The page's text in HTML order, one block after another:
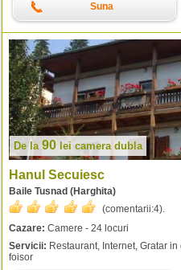
Suna
De la 90 lei camera dubla
Hanul Secuiesc
Baile Tusnad (Harghita)
(comentarii:4).
Cazare: Camere - 24 locuri
Servicii: Restaurant, Internet, Gratar
foisor